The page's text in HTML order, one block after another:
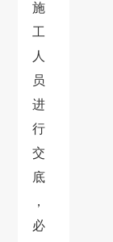
施
工
人
员
进
行
交
底
，
必